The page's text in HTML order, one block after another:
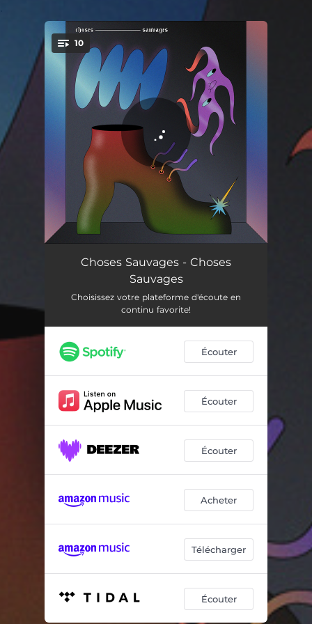
You're all set!
10
Le palais des erreurs 03:34
La valse des trottoirs
Superstitions 03:02
Cœur de pierre
Fond d’écran 03:46
Poussière 03:44
Damoclès 03:52
Choses Sauvages - Choses
Sauvages
Choisissez votre plateforme d'écoute en
continu favorite!
Écouter
Écouter
Écouter
Acheter
Télécharger
Écouter